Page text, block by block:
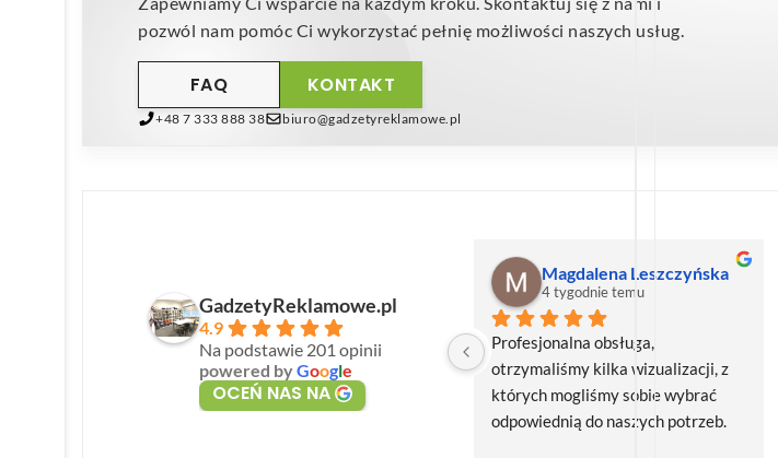
pozwól nam pomóc Ci wykorzystać pełnię możliwości naszych usług.
KONTAKT
FAQ
+48 7 333 888 38 biuro@gadzetyreklamowe.pl
GadzetyReklamowe.pl
4.9
Na podstawie 201 opinii
powered byGoogle
OCEŃ NAS NA
Magdalena Leszczyńska
4 tygodnie temu
Profesjonalna obsługa,
otrzymaliśmy kilka wizualizacji, z
których mogliśmy sobie wybrać
odpowiednią do naszych potrzeb.